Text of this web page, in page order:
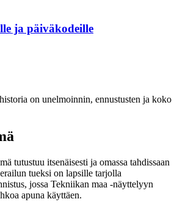
ja päiväkodeille
tutustuu itsenäisesti ja omassa tahdissaan
tueksi on lapsille tarjolla
jossa Tekniikan maa -näyttelyyn
apuna käyttäen.